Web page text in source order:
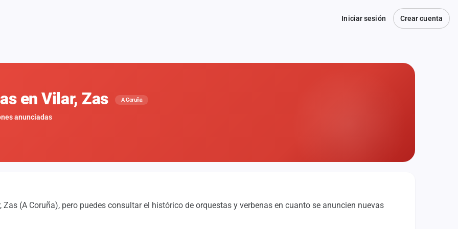
Iniciar sesión Crear cuenta
en Vilar, Zas A Coruña
anunciadas
(A Coruña), pero puedes consultar el histórico de orquestas y verbenas en cuanto se anuncien nuevas